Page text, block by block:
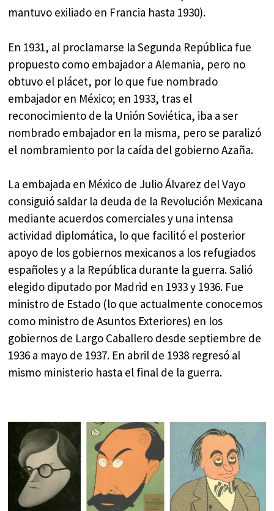
mantuvo exiliado en Francia hasta 1930).
En 1931, al proclamarse la Segunda República fue
propuesto como embajador a Alemania, pero no
obtuvo el plácet, por lo que fue nombrado
embajador en México; en 1933, tras el
reconocimiento de la Unión Soviética, iba a ser
nombrado embajador en la misma, pero se paralizó
el nombramiento por la caída del gobierno Azaña.
La embajada en México de Julio Álvarez del Vayo
consiguió saldar la deuda de la Revolución Mexicana
mediante acuerdos comerciales y una intensa
actividad diplomática, lo que facilitó el posterior
apoyo de los gobiernos mexicanos a los refugiados
españoles y a la República durante la guerra. Salió
elegido diputado por Madrid en 1933 y 1936. Fue
ministro de Estado (lo que actualmente conocemos
como ministro de Asuntos Exteriores) en los
gobiernos de Largo Caballero desde septiembre de
1936 a mayo de 1937. En abril de 1938 regresó al
mismo ministerio hasta el final de la guerra.